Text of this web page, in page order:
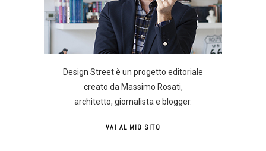
Design Street è un progetto editoriale
creato da Massimo Rosati,
architetto, giornalista e blogger.
VAI AL MIO SITO